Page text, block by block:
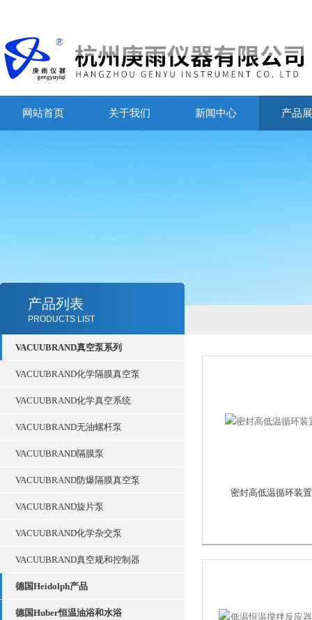
网站首页 关于我们 新闻中心 产品
产品列表
PRODUCTS LIST
VACUUBRAND真空泵系列
VACUUBRAND化学隔膜真空泵
VACUUBRAND化学真空系统
VACUUBRAND无油螺杆泵
VACUUBRAND隔膜泵
VACUUBRAND防爆隔膜真空泵
VACUUBRAND旋片泵
VACUUBRAND化学杂交泵
VACUUBRAND真空规和控制器
德国Heidolph产品
德国Huber恒温油浴和水浴
密封高低温循环装置